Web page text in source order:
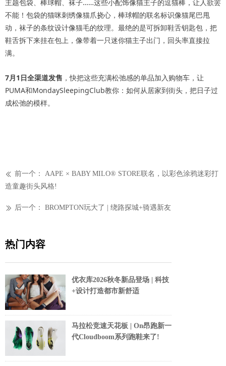
主题包袋、棒球帽、袜子……这些小配饰像猫主子的逗猫棒，让人欲罢
不能！包袋的猫咪刺绣像猫爪挠心，棒球帽的联名标识像猫尾巴甩
动，袜子的条纹设计像猫毛的纹理。最绝的是可拆卸鞋舌钥匙包，把
鞋舌拆下来挂在包上，像带着一只迷你猫主子出门，回头率直接拉
满。
7月1日全渠道发售 ，快把这些充满松弛感的单品加入购物车，让
PUMA和MondaySleepingClub教你：如何从居家到街头，把日子过
成松弛的模样。
ꅃ 前一个：
AAPE × BABY MILO® STORE联名，以彩色涂鸦迷彩打
造童趣街头风格!
ꅀ 后一个： BROMPTON玩大了 | 绕路探城+骑遇新友
热门内容
优衣库2026秋冬新品登场 | 科技
+设计打造都市新舒适
马拉松竞速天花板 | On昂跑新一
代Cloudboom系列跑鞋来了!